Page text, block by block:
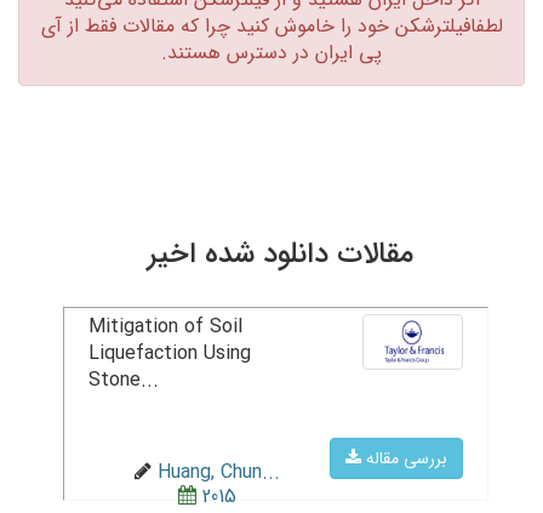
لطفافیلترشکن خود را خاموش کنید چرا که مقالات فقط از آی
پی ایران در دسترس هستند.‏
مقالات دانلود شده اخیر
بررسی مقاله
Mitigation of Soil
Liquefaction Using
Stone...
Huang, Chun...
2015